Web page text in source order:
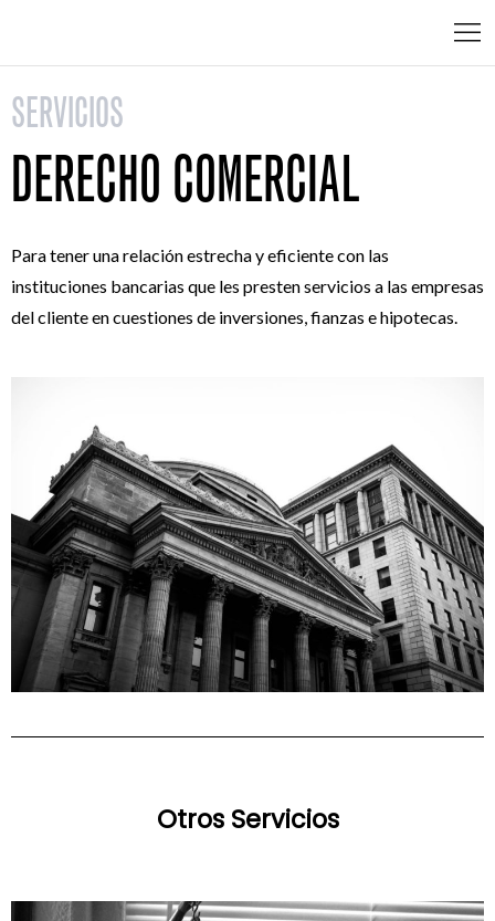
SERVICIOS
DERECHO COMERCIAL
Para tener una relación estrecha y eficiente con las
instituciones bancarias que les presten servicios a las empresas
del cliente en cuestiones de inversiones, fianzas e hipotecas.
Otros Servicios